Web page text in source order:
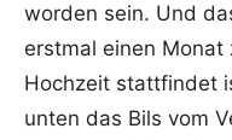
worden sein. Und
erstmal einen Monat
Hochzeit stattfindet
unten das Bils vom